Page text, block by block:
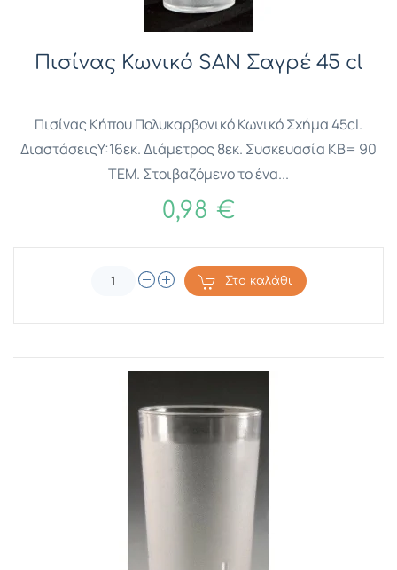
Πισίνας Κωνικό SAN Σαγρέ 45 cl
Πισίνας Κήπου Πολυκαρβονικό Κωνικό Σχήμα 45cl.
ΔιαστάσειςY:16εκ. Διάμετρος 8εκ. Συσκευασία ΚΒ= 90
ΤΕΜ. Στοιβαζόμενο το ένα...
0,98 €
Στο καλάθι